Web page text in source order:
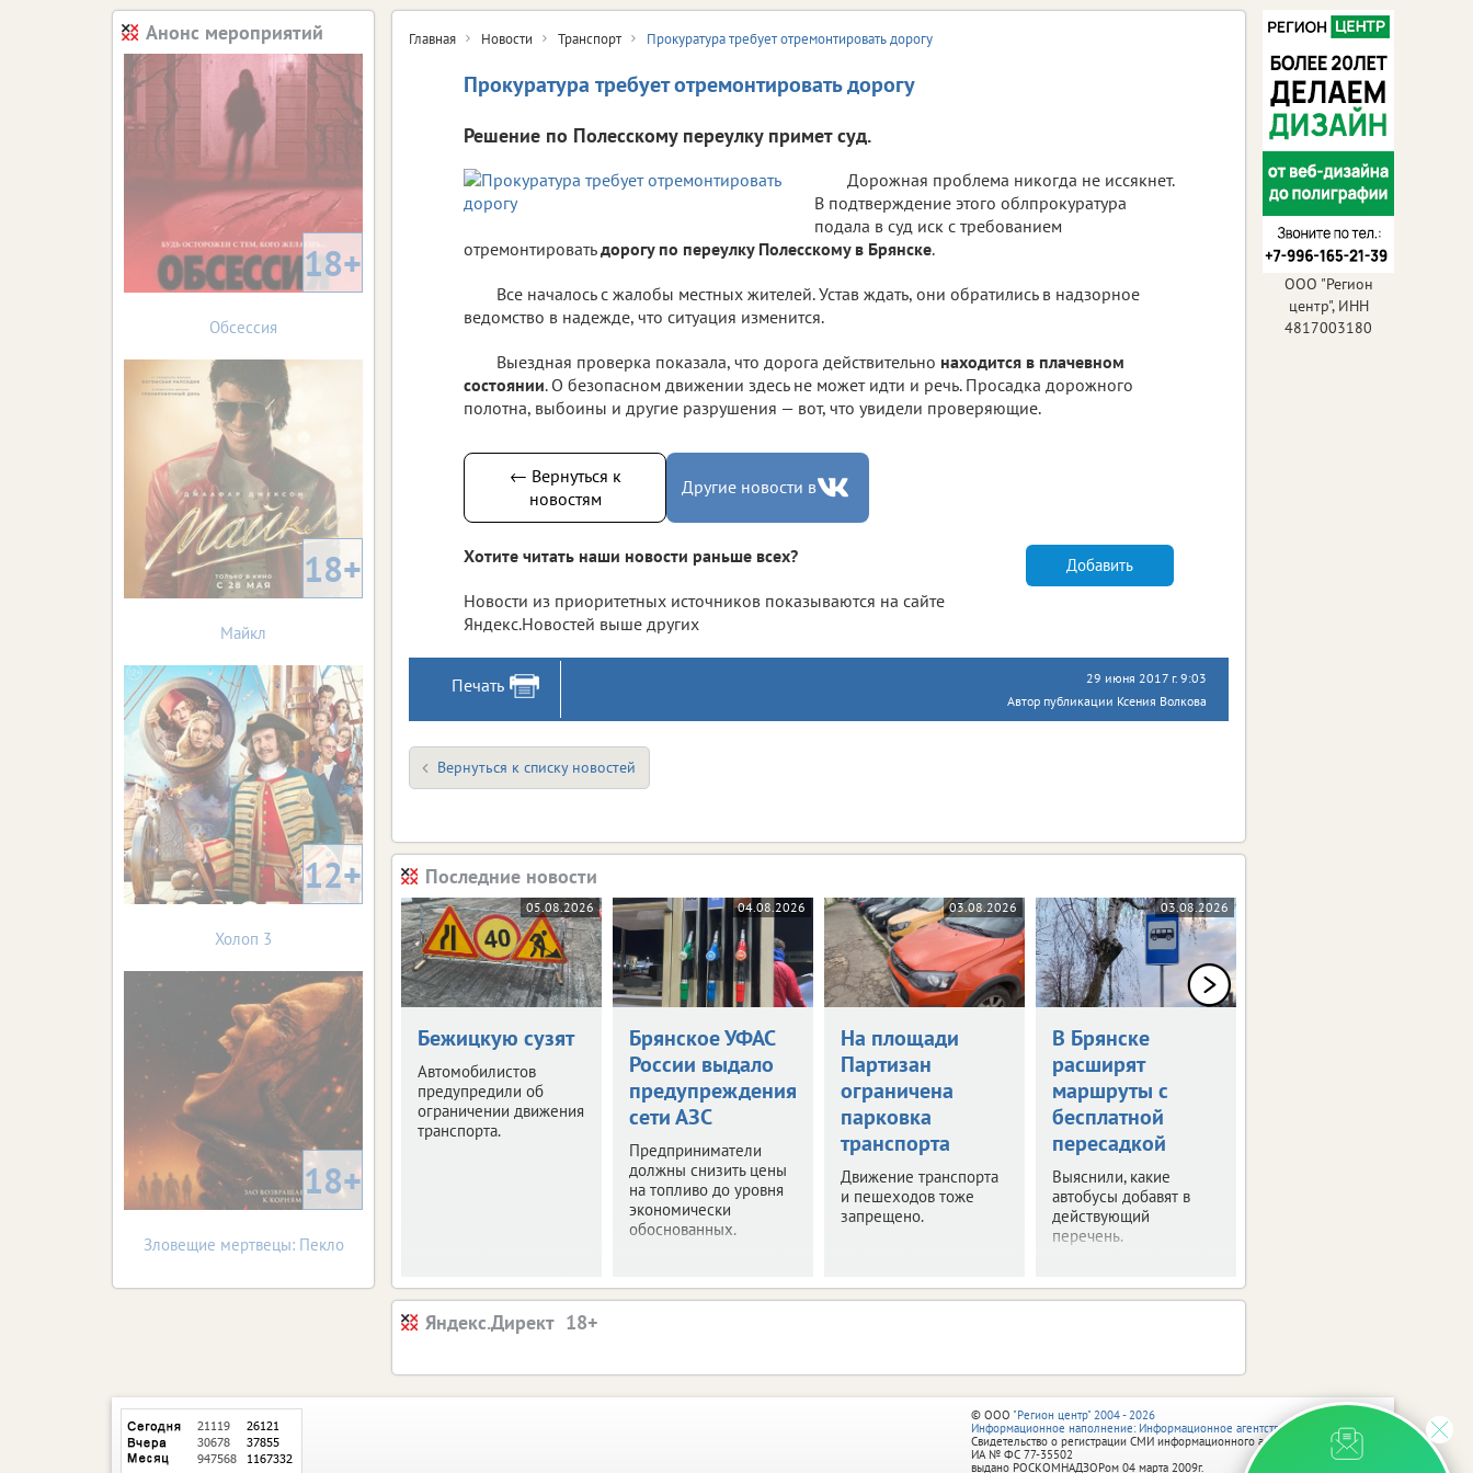
Главная Новости Транспорт Прокуратура требует отремонтировать дорогу
Прокуратура требует отремонтировать дорогу
Решение по Полесскому переулку примет суд.
Дорожная проблема никогда не иссякнет.
В подтверждение этого облпрокуратура
подала в суд иск с требованием
отремонтироватьдорогу по переулку Полесскому в Брянске.
Все началось с жалобы местных жителей. Устав ждать, они обратились в надзорное
ведомство в надежде, что ситуация изменится.
Выездная проверка показала, что дорога действительно находится в плачевном
состоянии. О безопасном движении здесь не может идти и речь. Просадка дорожного
полотна, выбоины и другие разрушения — вот, что увидели проверяющие.
← Вернуться к
новостям
Другие новости в
Хотите читать наши новости раньше всех?
Новости из приоритетных источников показываются на сайте
Яндекс.Новостей выше других
Добавить
Печать
29 июня 2017 г. 9:03
Автор публикации Ксения Волкова
Вернуться к списку новостей
Последние новости
05.08.2026
Бежицкую сузят
Автомобилистов
предупредили об
ограничении движения
транспорта.
04.08.2026
Брянское УФАС
России выдало
предупреждения
сети АЗС
Предприниматели
должны снизить цены
на топливо до уровня
экономически
обоснованных.
03.08.2026
На площади
Партизан
ограничена
парковка
транспорта
Движение транспорта
и пешеходов тоже
запрещено.
03.08.2026
В Брянске
расширят
маршруты с
бесплатной
пересадкой
Выяснили, какие
автобусы добавят в
действующий
перечень.
Яндекс.Директ
Анонс мероприятий
18+
Обсессия
18+
Майкл
12+
Холоп 3
18+
Зловещие мертвецы: Пекло
ООО "Регион
центр", ИНН
4817003180
© ООО "Регион центр" 2004 - 2026
Информационное наполнение: Информационное агентство vRossii.ru
Свидетельство о регистрации СМИ информационного агентства vRossii.ru
ИА № ФС 77‑35502
выдано РОСКОМНАДЗОРом 04 марта 2009г.